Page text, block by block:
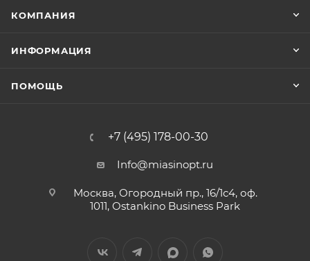
КОМПАНИЯ
ИНФОРМАЦИЯ
ПОМОЩЬ
+7 (495) 178-00-30
Info@miasinopt.ru
Москва, Огородный пр., 16/1с4, оф.
1011, Ostankino Business Park